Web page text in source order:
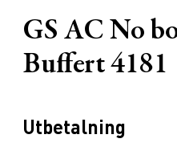
GS AC No
Buffert 4181
Utbetalning